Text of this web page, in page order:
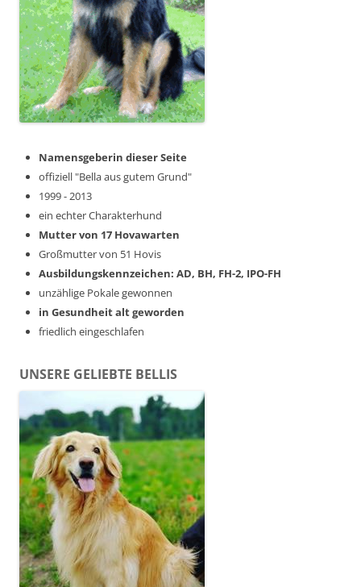
Namensgeberin dieser Seite
offiziell "Bella aus gutem Grund"
1999 - 2013
ein echter Charakterhund
Mutter von 17 Hovawarten
Großmutter von 51 Hovis
Ausbildungskennzeichen: AD, BH, FH-2, IPO-FH
unzählige Pokale gewonnen
in Gesundheit alt geworden
friedlich eingeschlafen
UNSERE GELIEBTE BELLIS